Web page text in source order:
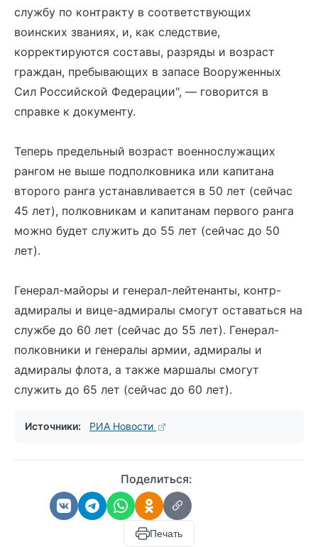
службу по контракту в соответствующих
воинских званиях, и, как следствие,
корректируются составы, разряды и возраст
граждан, пребывающих в запасе Вооруженных
Сил Российской Федерации", — говорится в
справке к документу.
Теперь предельный возраст военнослужащих
рангом не выше подполковника или капитана
второго ранга устанавливается в 50 лет (сейчас
45 лет), полковникам и капитанам первого ранга
можно будет служить до 55 лет (сейчас до 50
лет).
Генерал-майоры и генерал-лейтенанты, контр-
адмиралы и вице-адмиралы смогут оставаться на
службе до 60 лет (сейчас до 55 лет). Генерал-
полковники и генералы армии, адмиралы и
адмиралы флота, а также маршалы смогут
служить до 65 лет (сейчас до 60 лет).
Источники: РИА Новости
Поделиться:
Печать